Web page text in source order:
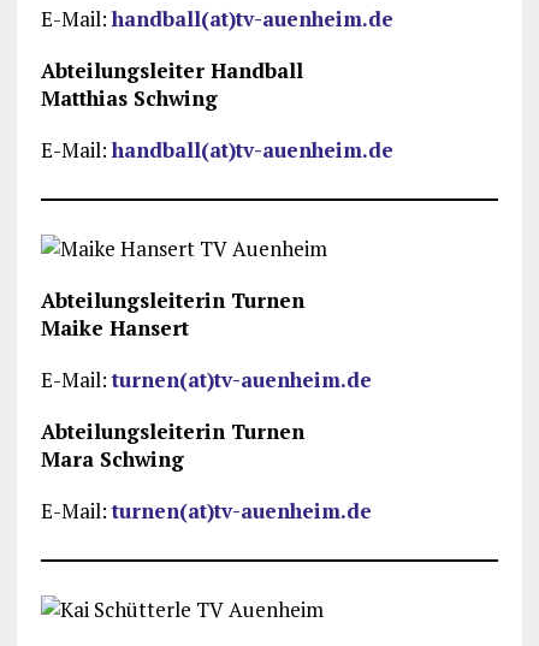
E-Mail:handball(at)tv-auenheim.de
Abteilungsleiter Handball
Matthias Schwing
E-Mail:handball(at)tv-auenheim.de
Abteilungsleiterin Turnen
Maike Hansert
E-Mail:turnen(at)tv-auenheim.de
Abteilungsleiterin Turnen
Mara Schwing
E-Mail:turnen(at)tv-auenheim.de